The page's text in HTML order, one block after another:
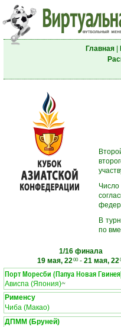
Главная|
В
по
1/16 финала
19 мая, 2200- 21 мая, 22
Порт Моресби (Папуа Новая
Ависпа (Япония)ЛЧ
Рименсу
Чиба (Макао)
ДПММ (Бруней)